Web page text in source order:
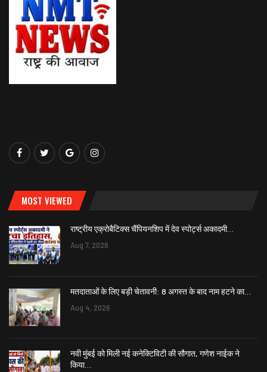
MOST VIEWED
राष्ट्रीय एक्रोबैटिक्स चैंपियनशिप में देव स्पोर्ट्स अकादमी…
Aug 7, 2026
मतदाताओं के लिए बड़ी चेतावनी: 8 अगस्त के बाद नाम हटने का…
Aug 4, 2026
नवी मुंबई को मिली नई कनेक्टिविटी की सौगात, गणेश नाईक ने
किया…